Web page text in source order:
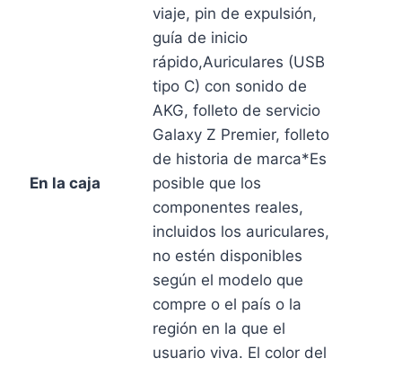
En la caja
viaje, pin de expulsión,
guía de inicio
rápido,Auriculares (USB
tipo C) con sonido de
AKG, folleto de servicio
Galaxy Z Premier, folleto
de historia de marca*Es
posible que los
componentes reales,
incluidos los auriculares,
no estén disponibles
según el modelo que
compre o el país o la
región en la que el
usuario viva. El color del